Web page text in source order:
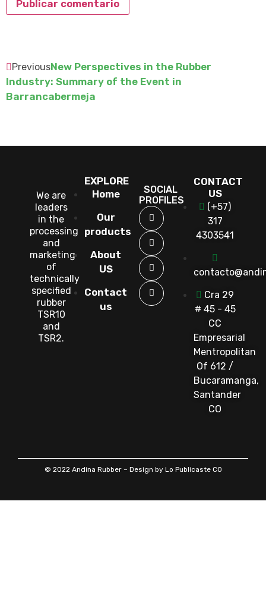
PreviousNew Perspectives in the Rubber
Industry: Summary of the Event in
Barrancabermeja
We are
leaders
in the
processing
and
marketing
of
technically
specified
rubber
TSR10
and
TSR2.
EXPLORE
Home
Our
products
About
US
Contact
us
SOCIAL
PROFILES
CONTACT
US
(+57)
317
4303541
Cra 29
# 45 - 45
CC
Empresarial
Mentropolitan
Of 612 /
Bucaramanga,
Santander
CO
© 2022 Andina Rubber – Design by Lo Publicaste CO